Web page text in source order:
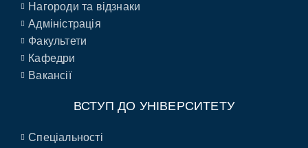
Нагороди та відзнаки
Адміністрація
Факультети
Кафедри
Вакансії
ВСТУП ДО УНІВЕРСИТЕТУ
Спеціальності